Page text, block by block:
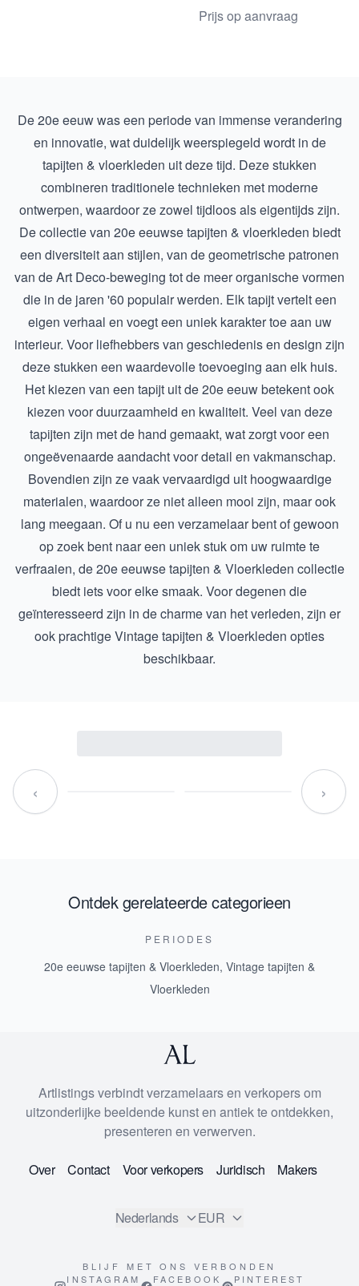
Prijs op aanvraag
De 20e eeuw was een periode van immense verandering
en innovatie, wat duidelijk weerspiegeld wordt in de
tapijten & vloerkleden uit deze tijd. Deze stukken
combineren traditionele technieken met moderne
ontwerpen, waardoor ze zowel tijdloos als eigentijds zijn.
De collectie van 20e eeuwse tapijten & vloerkleden biedt
een diversiteit aan stijlen, van de geometrische patronen
van de Art Deco-beweging tot de meer organische vormen
die in de jaren '60 populair werden. Elk tapijt vertelt een
eigen verhaal en voegt een uniek karakter toe aan uw
interieur. Voor liefhebbers van geschiedenis en design zijn
deze stukken een waardevolle toevoeging aan elk huis.
Het kiezen van een tapijt uit de 20e eeuw betekent ook
kiezen voor duurzaamheid en kwaliteit. Veel van deze
tapijten zijn met de hand gemaakt, wat zorgt voor een
ongeëvenaarde aandacht voor detail en vakmanschap.
Bovendien zijn ze vaak vervaardigd uit hoogwaardige
materialen, waardoor ze niet alleen mooi zijn, maar ook
lang meegaan. Of u nu een verzamelaar bent of gewoon
op zoek bent naar een uniek stuk om uw ruimte te
verfraaien, de20e eeuwse tapijten & Vloerkleden collectie
biedt iets voor elke smaak. Voor degenen die
geïnteresseerd zijn in de charme van het verleden, zijn er
ook prachtigeVintage tapijten & Vloerkleden opties
beschikbaar.
‹ ›
Ontdek gerelateerde categorieen
PERIODES
20e eeuwse tapijten & Vloerkleden, Vintage tapijten &
Vloerkleden
Artlistings verbindt verzamelaars en verkopers om
uitzonderlijke beeldende kunst en antiek te ontdekken,
presenteren en verwerven.
Over Contact Voor verkopers Juridisch Makers
Nederlands EUR
BLIJF MET ONS VERBONDEN
INSTAGRAM
FACEBOOK PINTEREST